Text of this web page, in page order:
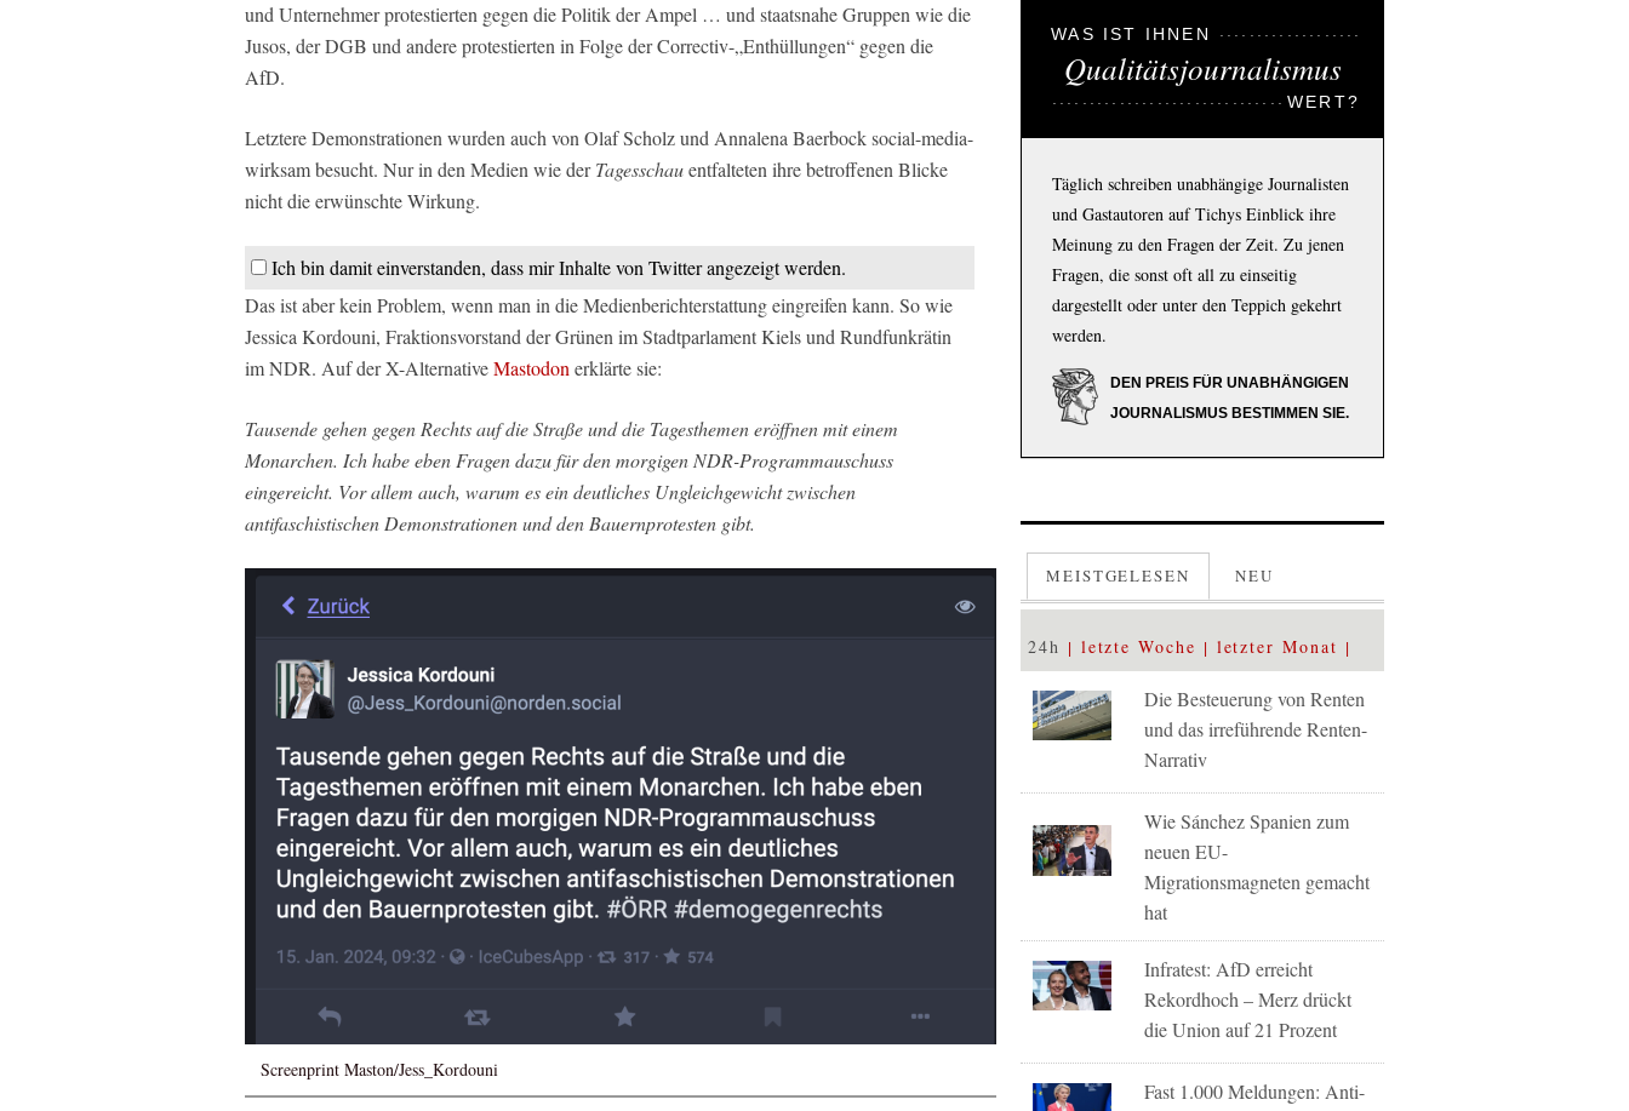
und Unternehmer protestierten gegen die Politik der Ampel … und staatsnahe Gruppen wie die
Jusos, der DGB und andere protestierten in Folge der Correctiv-„Enthüllungen“ gegen die
AfD.
Letztere Demonstrationen wurden auch von Olaf Scholz und Annalena Baerbock social-media-
wirksam besucht. Nur in den Medien wie derTagesschauentfalteten ihre betroffenen Blicke
nicht die erwünschte Wirkung.
Ich bin damit einverstanden, dass mir Inhalte von Twitter angezeigt werden.
Das ist aber kein Problem, wenn man in die Medienberichterstattung eingreifen kann. So wie
Jessica Kordouni, Fraktionsvorstand der Grünen im Stadtparlament Kiels und Rundfunkrätin
im NDR. Auf der X-AlternativeMastodon erklärte sie:
Tausende gehen gegen Rechts auf die Straße und die Tagesthemen eröffnen mit einem
Monarchen. Ich habe eben Fragen dazu für den morgigen NDR-Programmauschuss
eingereicht. Vor allem auch, warum es ein deutliches Ungleichgewicht zwischen
antifaschistischen Demonstrationen und den Bauernprotesten gibt.
Screenprint Maston/Jess_Kordouni
WAS IST IHNEN
Qualitätsjournalismus
WERT?
Täglich schreiben unabhängige Journalisten
und Gastautoren auf Tichys Einblick ihre
Meinung zu den Fragen der Zeit. Zu jenen
Fragen, die sonst oft all zu einseitig
dargestellt oder unter den Teppich gekehrt
werden.
DEN PREIS FÜR UNABHÄNGIGEN
JOURNALISMUS BESTIMMEN SIE.
MEISTGELESEN NEU
24h letzte Woche letzter Monat
Die Besteuerung von Renten
und das irreführende Renten-
Narrativ
Wie Sánchez Spanien zum
neuen EU-
Migrationsmagneten gemacht
hat
Infratest: AfD erreicht
Rekordhoch – Merz drückt
die Union auf 21 Prozent
Fast 1.000 Meldungen: Anti-